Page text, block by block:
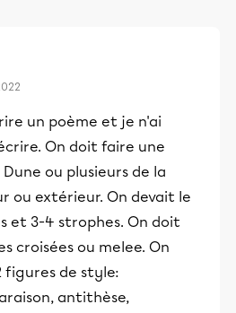
un poème et je n'ai
On doit faire une
ou plusieurs de la
ou extérieur. On devait le
et 3-4 strophes. On doit
croisées ou melee. On
figures de style:
antithèse,